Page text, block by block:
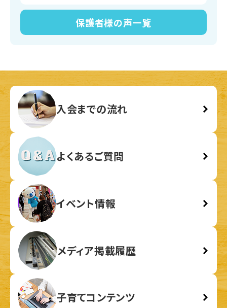
保護者様の声一覧
入会までの流れ
よくあるご質問
イベント情報
メディア掲載履歴
子育てコンテンツ